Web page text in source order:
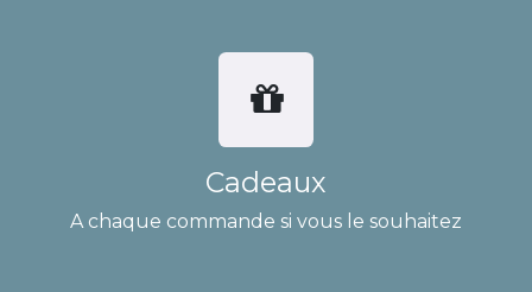
Cadeaux
A chaque commande si vous le souhaitez